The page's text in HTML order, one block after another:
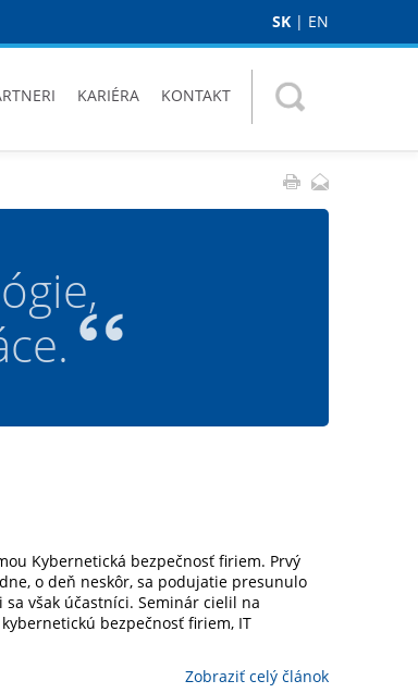
SK | EN
KARIÉRA KONTAKT
Kybernetická bezpečnosť firiem. Prvý
o deň neskôr, sa podujatie presunulo
však účastníci. Seminár cielil na
bezpečnosť firiem, IT
Zobraziť celý článok